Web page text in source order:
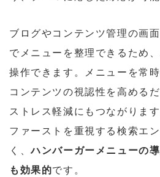
ブログやコンテンツ管理の画
でメニューを整理できるため
操作できます。メニューを常
コンテンツの視認性を高める
ストレス軽減にもつながりま
ファーストを重視する検索エ
く、ハンバーガーメニューの
も効果的です。